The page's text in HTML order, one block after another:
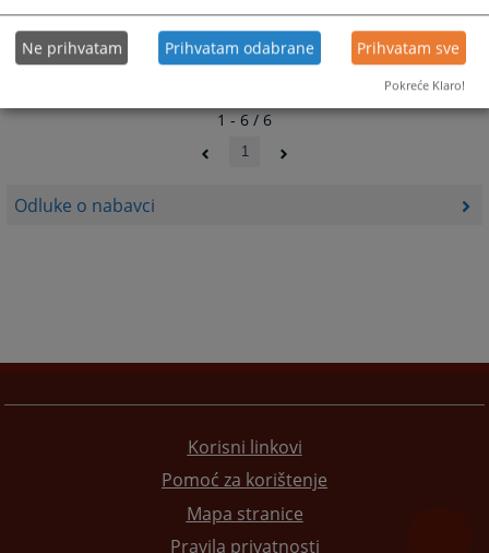
Odluke o nabavci
1 - 6 / 6
1
Korisni linkovi
Pomoć za korištenje
Mapa stranice
Pravila privatnosti
Ne prihvatam Prihvatam odabrane Prihvatam sve
Pokreće Klaro!